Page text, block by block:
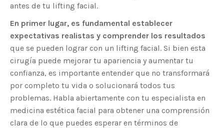
antes de tu lifting facial.
En primer lugar, es fundamental establecer
expectativas realistas y comprender los resultados
que se pueden lograr con un lifting facial. Si bien esta
cirugía puede mejorar tu apariencia y aumentar tu
confianza, es importante entender que no transformará
por completo tu vida o solucionará todos tus
problemas. Habla abiertamente con tu especialista en
medicina estética facial para obtener una comprensión
clara de lo que puedes esperar en términos de